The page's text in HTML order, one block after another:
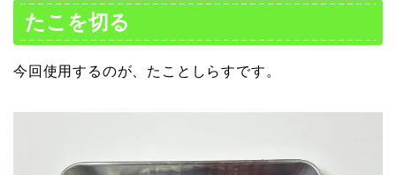
たこを切る
今回使用するのが、たことしらすです。